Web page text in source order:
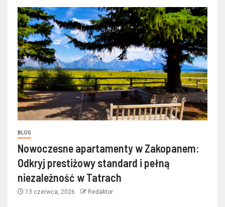
BLOG
Nowoczesne apartamenty w Zakopanem:
Odkryj prestiżowy standard i pełną
niezależność w Tatrach
13 czerwca, 2026 Redaktor